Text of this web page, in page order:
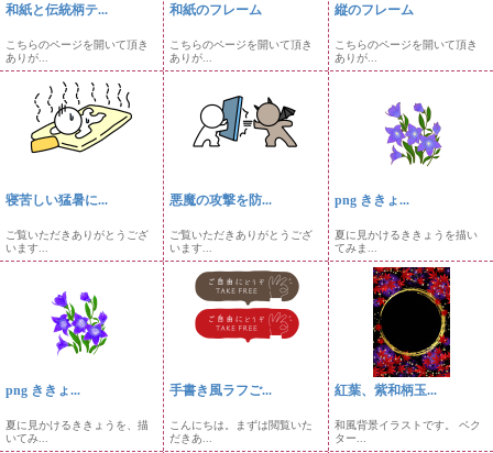
和紙と伝統柄テ...
こちらのページを開いて頂き
ありが...
和紙のフレーム
こちらのページを開いて頂き
ありが...
縦のフレーム
こちらのページを開いて頂き
ありが...
寝苦しい猛暑に...
ご覧いただきありがとうござ
います...
悪魔の攻撃を防...
ご覧いただきありがとうござ
います...
png ききょ...
夏に見かけるききょうを描い
てみま...
png ききょ...
夏に見かけるききょうを、描
いてみ...
手書き風ラフご...
こんにちは。まずは閲覧いた
だきあ...
紅葉、紫和柄玉...
和風背景イラストです。 ベク
ター...